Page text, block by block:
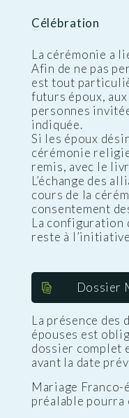
Célébration
La cérémonie a
Afin de ne pas
est tout
futurs époux,
personnes
indiquée.
Si les époux
cérémonie
remis, avec le
L’échange des
cours de la
consentement
La configuration
reste à
Dossier
La présence des
épouses est
dossier complet
avant la date
Mariage
préalable pourra